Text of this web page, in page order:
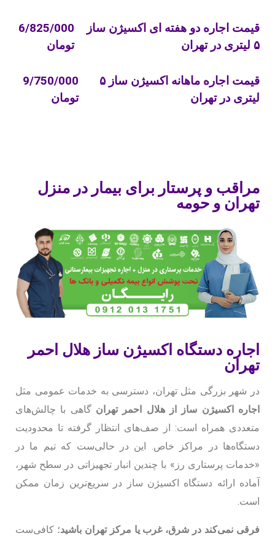
قیمت اجاره دو هفته ای اکسیژن ساز
۵ لیتری در تهران
6/825/000
تومان
قیمت اجاره ماهانه اکسیژن ساز ۵
لیتری در تهران
9/750/000
تومان
مراقب و پرستار برای بیمار در منزل
تهران و حومه
اجاره دستگاه اکسیژن ساز هلال احمر
تهران
در شهر بزرگی مثل تهران، دسترسی به خدمات عمومی مثل
اجاره اکسیژن ساز از هلال احمر تهران گاهی با چالش‌های
متعددی همراه است: از صف‌های انتظار گرفته تا محدودیت
دستگاه‌ها در مراکز خاص. این در حالی‌ست که تیم ما در
«خدمات پرستاری رز» با چندین انبار تجهیزاتی در سطح شهر،
آماده ارائه دستگاه اکسیژن ساز در سریع‌ترین زمان ممکن
است
فرقی نمی‌کند در شرق، غرب یا مرکز تهران باشید؛ کافی‌ست